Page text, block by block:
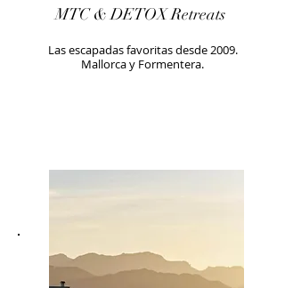
MTC & DETOX Retreats
Las escapadas favoritas desde 2009.
Mallorca y Formentera.